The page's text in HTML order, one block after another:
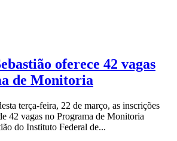
oferece 42 vagas
de Monitoria
terça-feira, 22 de março, as inscrições
42 vagas no Programa de Monitoria
do Instituto Federal de...